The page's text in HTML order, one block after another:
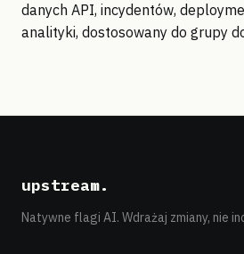
danych API, incydentów,
analityki, dostosowany do grupy
upstream.
Natywne flagi AI. Wdrażaj zmiany, nie